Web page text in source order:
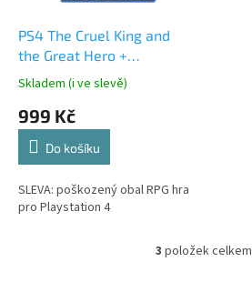
PS4 The Cruel King and
the Great Hero +
storybook
Skladem (i ve slevě)
999 Kč
Do košíku
SLEVA: poškozený obal RPG hra
pro Playstation 4
O
3 položek celkem